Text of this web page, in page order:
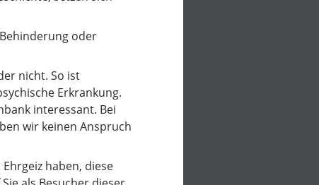
oder
nicht. So ist
Erkrankung.
interessant. Bei
wir keinen Anspruch
haben, diese